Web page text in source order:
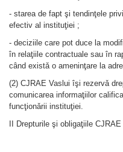
- starea de fapt şi tendinţele
efectiv al instituţiei ;
- deciziile care pot duce la
în relaţiile contractuale sau în
când existǎ o ameninţare la
(2) CJRAE Vaslui îşi rezervǎ
comunicarea informaţiilor
funcţionǎrii instituţiei.
II Drepturile şi obligaţiile